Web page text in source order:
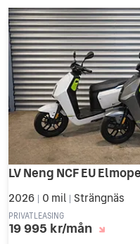
2026 0 mil Strängnäs
PRIVATLEASING
19 995 kr/mån